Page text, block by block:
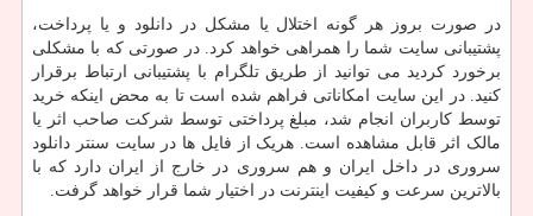
در صورت بروز هر گونه اختلال یا مشکل در دانلود و یا پرداخت،
پشتیبانی سایت شما را همراهی خواهد کرد. در صورتی که با مشکلی
برخورد کردید می توانید از طریق تلگرام با پشتیبانی ارتباط برقرار
کنید. در این سایت امکاناتی فراهم شده است تا به محض اینکه خرید
توسط کاربران انجام شد، مبلغ پرداختی توسط شرکت صاحب اثر یا
مالک اثر قابل مشاهده است. هریک از فایل ها در سایت سنتر دانلود
سروری در داخل ایران و هم سروری در خارج از ایران دارد که با
بالاترین سرعت و کیفیت اینترنت در اختیار شما قرار خواهد گرفت.